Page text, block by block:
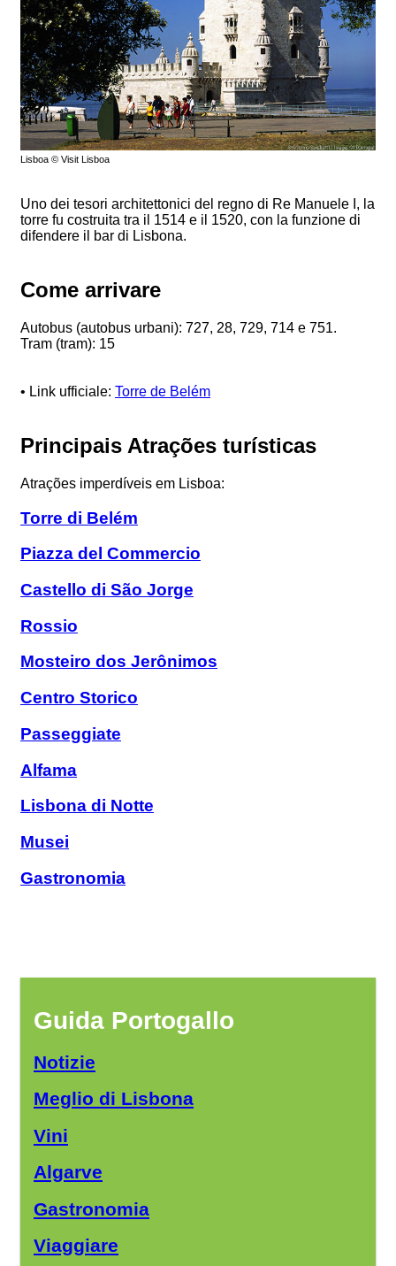
Lisboa © Visit Lisboa
Uno dei tesori architettonici del regno di Re Manuele I, la
torre fu costruita tra il 1514 e il 1520, con la funzione di
difendere il bar di Lisbona.
Come arrivare
Autobus (autobus urbani): 727, 28, 729, 714 e 751.
Tram (tram): 15
• Link ufficiale: Torre de Belém
Principais Atrações turísticas
Atrações imperdíveis em Lisboa:
Torre di Belém
Piazza del Commercio
Castello di São Jorge
Rossio
Mosteiro dos Jerônimos
Centro Storico
Passeggiate
Alfama
Lisbona di Notte
Musei
Gastronomia
Guida Portogallo
Notizie
Meglio di Lisbona
Vini
Algarve
Gastronomia
Viaggiare